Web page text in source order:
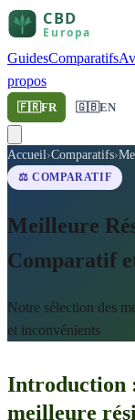
GuidesComparatifs
propos
🇫🇷FR 🇬🇧EN
Accueil›Comparatifs›
⚖️ COMPARATIF
Meilleure
Comparatif
Notre sélection des
et inconvénients
Introduction
meilleure